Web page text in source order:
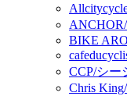
BIKE
CCP/シー
Chris